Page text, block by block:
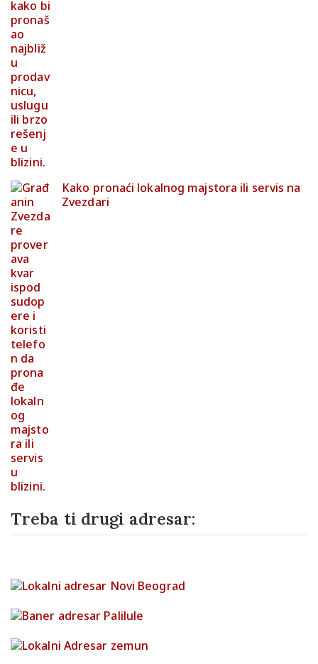
Kako pronaći lokalnog majstora ili servis na
Zvezdari
Treba ti drugi adresar: